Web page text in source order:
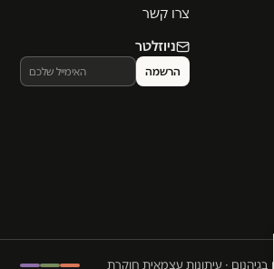
צרו קשר
ניוזלטר